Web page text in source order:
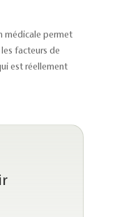
médicale permet
facteurs de
est réellement